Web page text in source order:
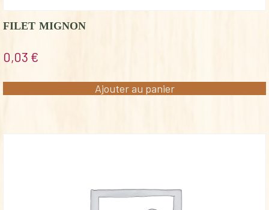
FILET MIGNON
0,03 €
Ajouter au panier